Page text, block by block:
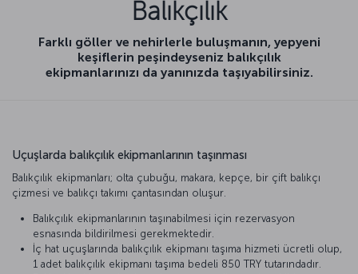
Balıkçılık
Farklı göller ve nehirlerle buluşmanın, yepyeni
keşiflerin peşindeyseniz balıkçılık
ekipmanlarınızı da yanınızda taşıyabilirsiniz.
Uçuşlarda balıkçılık ekipmanlarının taşınması
Balıkçılık ekipmanları; olta çubuğu, makara, kepçe, bir çift balıkçı
çizmesi ve balıkçı takımı çantasından oluşur.
Balıkçılık ekipmanlarının taşınabilmesi için rezervasyon
esnasında bildirilmesi gerekmektedir.
İç hat uçuşlarında balıkçılık ekipmanı taşıma hizmeti ücretli olup,
1 adet balıkçılık ekipmanı taşıma bedeli 850 TRY tutarındadır.